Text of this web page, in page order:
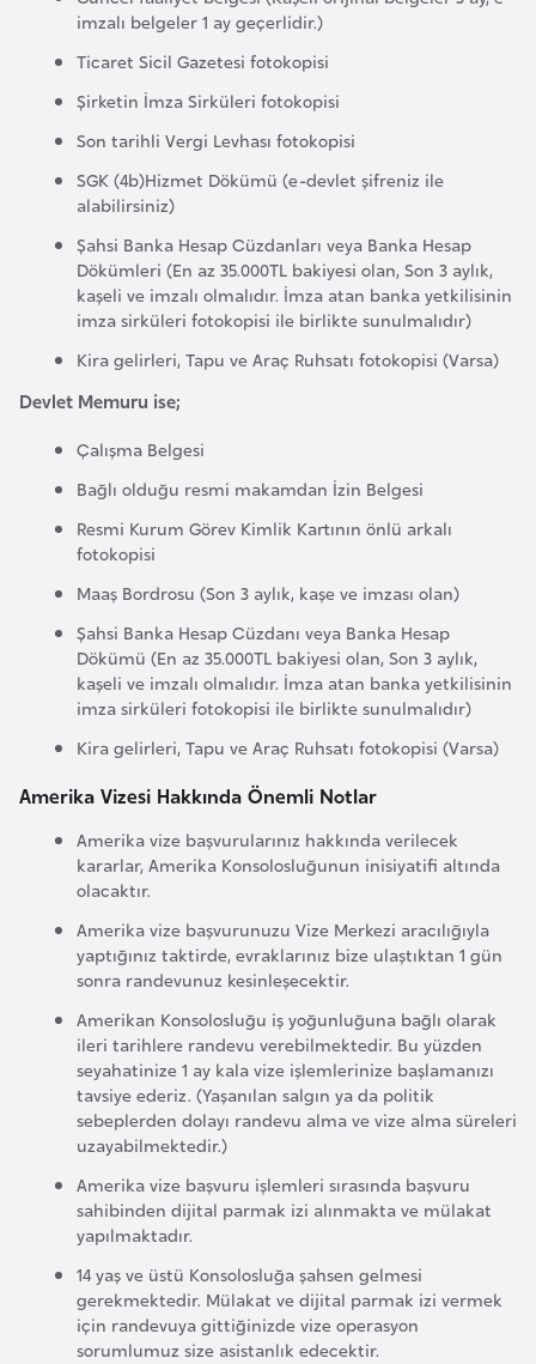
imzalı belgeler 1 ay geçerlidir.)
Ticaret Sicil Gazetesi fotokopisi
Şirketin İmza Sirküleri fotokopisi
Son tarihli Vergi Levhası fotokopisi
SGK (4b)Hizmet Dökümü (e-devlet şifreniz ile
alabilirsiniz)
Şahsi Banka Hesap Cüzdanları veya Banka Hesap
Dökümleri (En az 35.000TL bakiyesi olan, Son 3 aylık,
kaşeli ve imzalı olmalıdır. İmza atan banka yetkilisinin
imza sirküleri fotokopisi ile birlikte sunulmalıdır)
Kira gelirleri, Tapu ve Araç Ruhsatı fotokopisi (Varsa)
Devlet Memuru ise;
Çalışma Belgesi
Bağlı olduğu resmi makamdan İzin Belgesi
Resmi Kurum Görev Kimlik Kartının önlü arkalı
fotokopisi
Maaş Bordrosu (Son 3 aylık, kaşe ve imzası olan)
Şahsi Banka Hesap Cüzdanı veya Banka Hesap
Dökümü (En az 35.000TL bakiyesi olan, Son 3 aylık,
kaşeli ve imzalı olmalıdır. İmza atan banka yetkilisinin
imza sirküleri fotokopisi ile birlikte sunulmalıdır)
Kira gelirleri, Tapu ve Araç Ruhsatı fotokopisi (Varsa)
Amerika Vizesi Hakkında Önemli Notlar
Amerika vize başvurularınız hakkında verilecek
kararlar, Amerika Konsolosluğunun inisiyatifi altında
olacaktır.
Amerika vize başvurunuzu Vize Merkezi aracılığıyla
yaptığınız taktirde, evraklarınız bize ulaştıktan 1 gün
sonra randevunuz kesinleşecektir.
Amerikan Konsolosluğu iş yoğunluğuna bağlı olarak
ileri tarihlere randevu verebilmektedir. Bu yüzden
seyahatinize 1 ay kala vize işlemlerinize başlamanızı
tavsiye ederiz. (Yaşanılan salgın ya da politik
sebeplerden dolayı randevu alma ve vize alma süreleri
uzayabilmektedir.)
Amerika vize başvuru işlemleri sırasında başvuru
sahibinden dijital parmak izi alınmakta ve mülakat
yapılmaktadır.
14 yaş ve üstü Konsolosluğa şahsen gelmesi
gerekmektedir. Mülakat ve dijital parmak izi vermek
için randevuya gittiğinizde vize operasyon
sorumlumuz size asistanlık edecektir.
n
e